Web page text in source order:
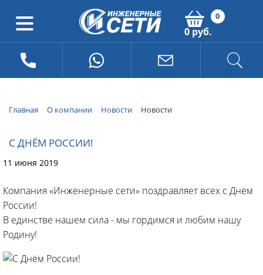
0
0 руб.
Главная О компании Новости Новости
С ДНЁМ РОССИИ!
11 июня 2019
Компания «Инженерные сети» поздравляет всех с Днём
России!
В единстве нашем сила - мы гордимся и любим нашу
Родину!